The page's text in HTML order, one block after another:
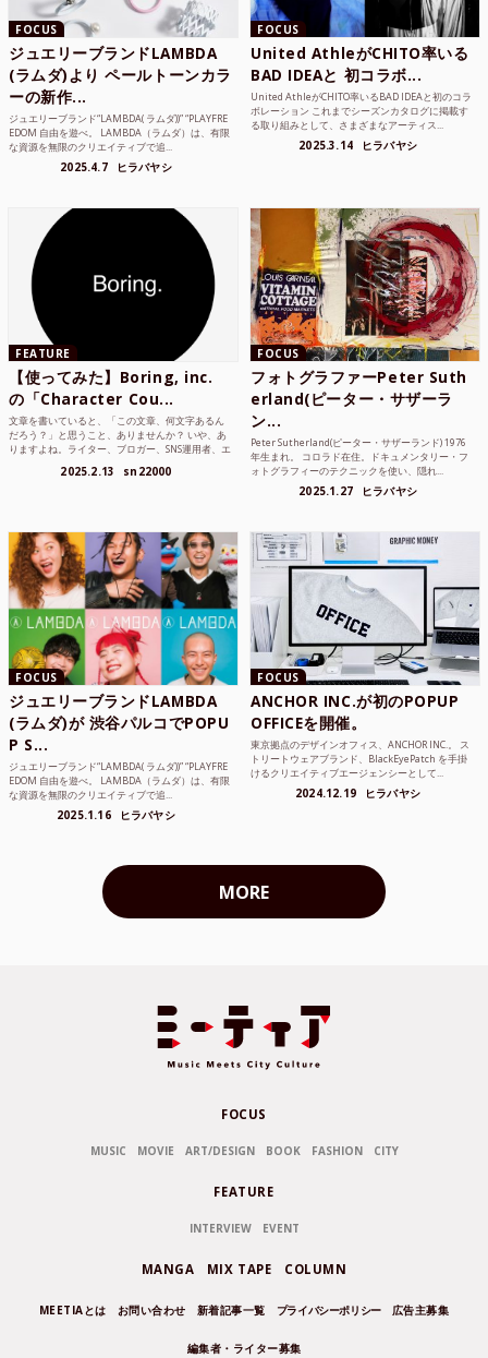
FOCUS
ジュエリーブランドLAMBDA
(ラムダ)より ペールトーンカラ
ーの新作...
ジュエリーブランド“LAMBDA( ラムダ))” “PLAYFRE
EDOM 自由を遊べ。 LAMBDA（ラムダ）は、有限
な資源を無限のクリエイティブで追...
2025.4.7 ヒラバヤシ
FOCUS
United AthleがCHITO率いる
BAD IDEAと 初コラボ...
United AthleがCHITO率いるBAD IDEAと初のコラ
ボレーション これまでシーズンカタログに掲載す
る取り組みとして、さまざまなアーティス...
2025.3.14 ヒラバヤシ
FEATURE
【使ってみた】Boring, inc.
の「Character Cou...
文章を書いていると、「この文章、何文字あるん
だろう？」と思うこと、ありませんか？ いや、あ
りますよね。ライター、ブロガー、SNS運用者、エ
2025.2.13 sn22000
FOCUS
フォトグラファーPeter Suth
erland(ピーター・サザーラ
ン...
Peter Sutherland(ピーター・サザーランド) 1976
年生まれ。 コロラド在住。ドキュメンタリー・フ
ォトグラフィーのテクニックを使い、隠れ...
2025.1.27 ヒラバヤシ
FOCUS
ジュエリーブランドLAMBDA
(ラムダ)が 渋谷パルコでPOPU
P S...
ジュエリーブランド“LAMBDA( ラムダ))” “PLAYFRE
EDOM 自由を遊べ。 LAMBDA（ラムダ）は、有限
な資源を無限のクリエイティブで追...
2025.1.16 ヒラバヤシ
FOCUS
ANCHOR INC.が初のPOPUP
OFFICEを開催。
東京拠点のデザインオフィス、ANCHOR INC.。 ス
トリートウェアブランド、BlackEyePatch を手掛
けるクリエイティブエージェンシーとして...
2024.12.19 ヒラバヤシ
MORE
FOCUS
MUSIC MOVIE ART/DESIGN BOOK FASHION CITY
FEATURE
INTERVIEW EVENT
MANGA MIX TAPE COLUMN
MEETIAとは お問い合わせ 新着記事一覧 プライバシーポリシー 広告主募集
編集者・ライター募集